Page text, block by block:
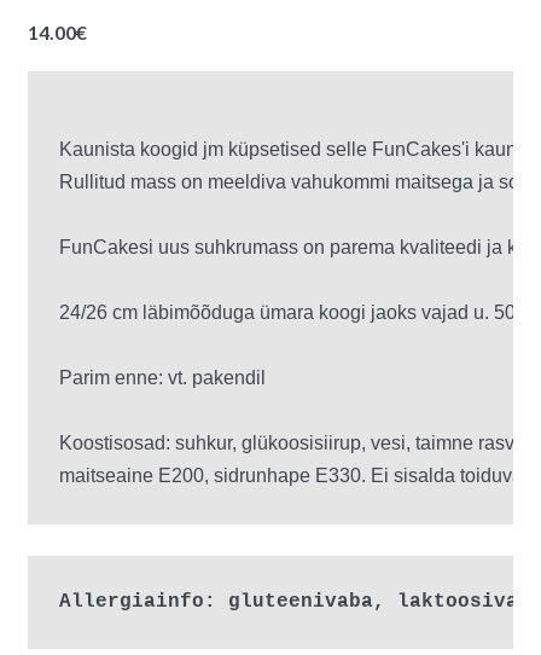
14.00€
Kaunista koogid jm küpsetised selle FunCakes'i kauni
Rullitud mass on meeldiva vahukommi maitsega ja
FunCakesi uus suhkrumass on parema kvaliteedi ja
24/26 cm läbimõõduga ümara koogi jaoks vajad u. 500
Parim enne: vt. pakendil
Koostisosad: suhkur, glükoosisiirup, vesi, taimne
maitseaine E200, sidrunhape E330. Ei sisalda
Allergiainfo: gluteenivaba, laktoosivaba,